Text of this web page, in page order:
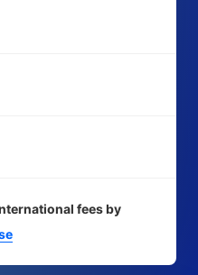
fees by